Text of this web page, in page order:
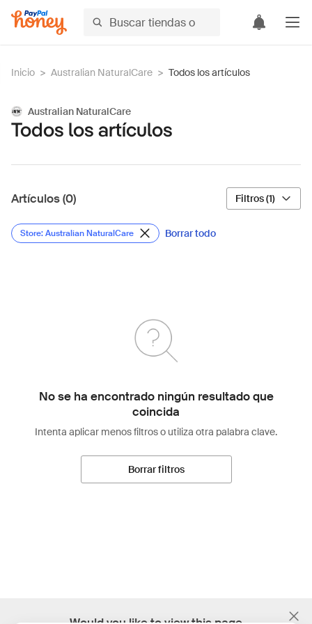
Inicio > Australian NaturalCare > Todos los artículos
Australian NaturalCare
Todos los artículos
Artículos (0) Filtros (1)
Store: Australian NaturalCare Borrar todo
No se ha encontrado ningún resultado que
coincida
Intenta aplicar menos filtros o utiliza otra palabra clave.
Borrar filtros